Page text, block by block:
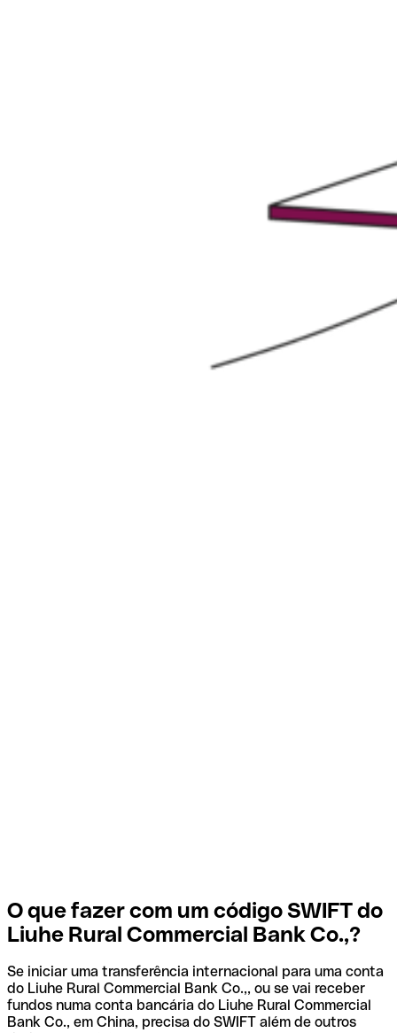
O que fazer com um código SWIFT do
Liuhe Rural Commercial Bank Co.,?
Se iniciar uma transferência internacional para uma conta
do Liuhe Rural Commercial Bank Co.,, ou se vai receber
fundos numa conta bancária do Liuhe Rural Commercial
Bank Co., em China, precisa do SWIFT além de outros